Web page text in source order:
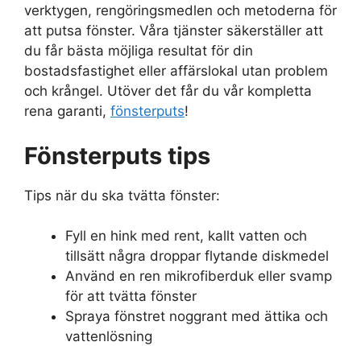
verktygen, rengöringsmedlen och metoderna för
att putsa fönster. Våra tjänster säkerställer att
du får bästa möjliga resultat för din
bostadsfastighet eller affärslokal utan problem
och krångel. Utöver det får du vår kompletta
rena garanti, fönsterputs!
Fönsterputs tips
Tips när du ska tvätta fönster:
Fyll en hink med rent, kallt vatten och
tillsätt några droppar flytande diskmedel
Använd en ren mikrofiberduk eller svamp
för att tvätta fönster
Spraya fönstret noggrant med ättika och
vattenlösning